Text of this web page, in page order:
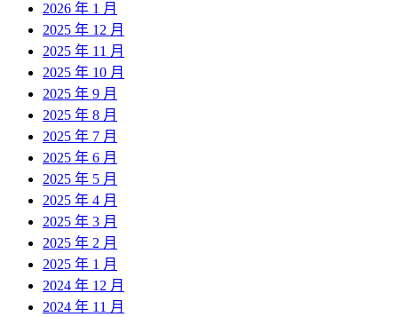
2026 年 1 月
2025 年 12 月
2025 年 11 月
2025 年 10 月
2025 年 9 月
2025 年 8 月
2025 年 7 月
2025 年 6 月
2025 年 5 月
2025 年 4 月
2025 年 3 月
2025 年 2 月
2025 年 1 月
2024 年 12 月
2024 年 11 月